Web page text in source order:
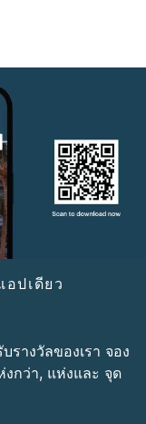
ปเดียว
างวัลของเรา จอง
กว่า, แห่งและ จุด